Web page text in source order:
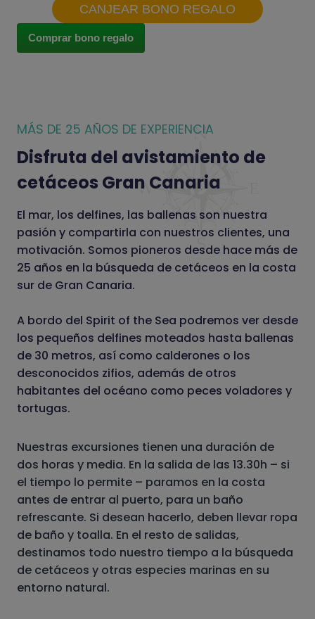
CANJEAR BONO REGALO
Comprar bono regalo
MÁS DE 25 AÑOS DE EXPERIENCIA
Disfruta del avistamiento de
cetáceos Gran Canaria
El mar, los delfines, las ballenas son nuestra
pasión y compartirla con nuestros clientes, una
motivación. Somos pioneros desde hace más de
25 años en la búsqueda de cetáceos en la costa
sur de Gran Canaria.
A bordo del Spirit of the Sea podremos ver desde
los pequeños delfines moteados hasta ballenas
de 30 metros, así como calderones o los
desconocidos zifios, además de otros
habitantes del océano como peces voladores y
tortugas.
Nuestras excursiones tienen una duración de
dos horas y media. En la salida de las 13.30h – si
el tiempo lo permite – paramos en la costa
antes de entrar al puerto, para un baño
refrescante. Si desean hacerlo, deben llevar ropa
de baño y toalla. En el resto de salidas,
destinamos todo nuestro tiempo a la búsqueda
de cetáceos y otras especies marinas en su
entorno natural.